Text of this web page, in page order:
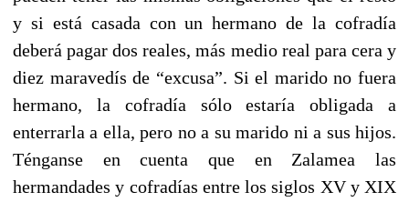
y si está casada con un hermano de la cofradía
deberá pagar dos reales, más medio real para cera y
diez maravedís de “excusa”. Si el marido no fuera
hermano, la cofradía sólo estaría obligada a
enterrarla a ella, pero no a su marido ni a sus hijos.
Ténganse en cuenta que en Zalamea las
hermandades y cofradías entre los siglos XV y XIX